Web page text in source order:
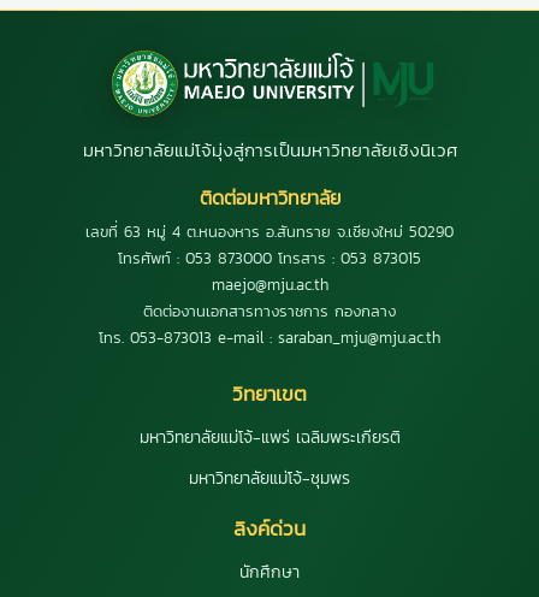
มหาวิทยาลัยแม่โจ้มุ่งสู่การเป็นมหาวิทยาลัยเชิงนิเวศ
ติดต่อมหาวิทยาลัย
เลขที่ 63 หมู่ 4 ต.หนองหาร อ.สันทราย จ.เชียงใหม่ 50290
โทรศัพท์ : 053 873000 โทรสาร : 053 873015
maejo@mju.ac.th
ติดต่องานเอกสารทางราชการ กองกลาง
โทร. 053-873013 e-mail : saraban_mju@mju.ac.th
วิทยาเขต
มหาวิทยาลัยแม่โจ้-แพร่ เฉลิมพระเกียรติ
มหาวิทยาลัยแม่โจ้-ชุมพร
ลิงค์ด่วน
นักศึกษา